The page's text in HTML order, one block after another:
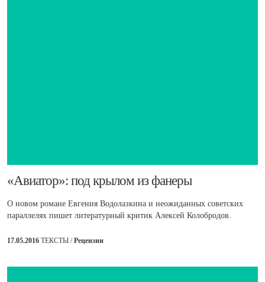
​«Авиатор»: под крылом из фанеры
О новом романе Евгения Водолазкина и неожиданных советских
параллелях пишет литературный критик Алексей Колобродов.
17.05.2016 ТЕКСТЫ /Рецензии